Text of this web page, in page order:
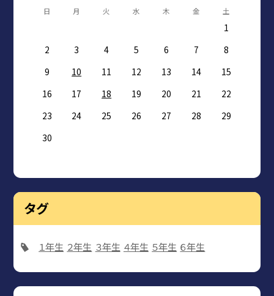
日 月 火 水 木 金 土
1
2
3 4 5 6 7
8
9
10 11 12 13 14
15
16
17 18 19 20 21
22
23
24 25 26 27 28
29
30
タグ
１年生 ２年生 ３年生 ４年生 ５年生 ６年生